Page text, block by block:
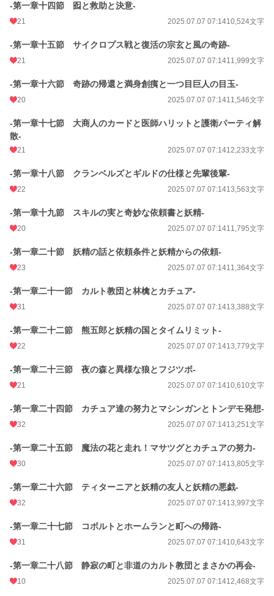
-第一章十四節 囮と救助と決意-
21 2025.07.07 07:1410,524文字
-第一章十五節 サイクロプス戦と復活の宗玄と風の奇跡-
21 2025.07.07 07:1411,999文字
-第一章十六節 奇跡の帰還と満身創痍と一つ目巨人の目玉-
20 2025.07.07 07:1411,546文字
-第一章十七節 大商人のカードと医師ハリットと護衛パーティ解
散-
21 2025.07.07 07:1412,233文字
-第一章十八節 クランベルズとギルドの仕様と先輩後輩-
22 2025.07.07 07:1413,563文字
-第一章十九節 スキルの実と奇妙な依頼書と妖精-
20 2025.07.07 07:1411,795文字
-第一章二十節 妖精の話と依頼条件と妖精からの依頼-
23 2025.07.07 07:1411,364文字
-第一章二十一節 カルト教団と林檎とカチュア-
31 2025.07.07 07:1413,388文字
-第一章二十二節 熊五郎と妖精の国とタイムリミット-
22 2025.07.07 07:1413,779文字
-第一章二十三節 夜の森と異様な狼とフジツボ-
21 2025.07.07 07:1410,610文字
-第一章二十四節 カチュア達の努力とマシンガンとトンデモ発想-
32 2025.07.07 07:1413,251文字
-第一章二十五節 魔法の花と走れ！マサツグとカチュアの努力-
30 2025.07.07 07:1413,805文字
-第一章二十六節 ティターニアと妖精の友人と妖精の悪戯-
32 2025.07.07 07:1413,997文字
-第一章二十七節 コボルトとホームランと町への帰路-
31 2025.07.07 07:1410,643文字
-第一章二十八節 静寂の町と非道のカルト教団とまさかの再会-
10 2025.07.07 07:1412,468文字